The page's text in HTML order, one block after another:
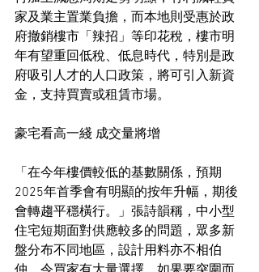
家及業主置業負擔，而本地則受惠於政
府撤銷樓市「辣招」等印花稅，樓市明
年有望重回低稅、低息時代，特別是政
府吸引人才的人口政策，將可引入新資
金，支持買賣或租賃市場。
豪宅看高一綫 成交量將增
「在今年樓價較低的基數關係，預期
2025年首季會有明顯的按年升幅，期後
會轉趨平穩橫行。」張詩韻稱，中小型
住宅短期面對供應較多的問題，眾多新
盤分布不同地區，設計用料亦不相伯